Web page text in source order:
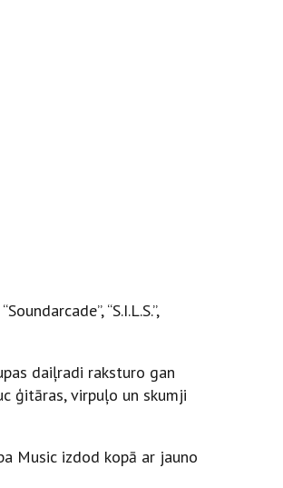
“S.I.L.S.”,
daiļradi raksturo gan
ģitāras, virpuļo un skumji
Music izdod kopā ar jauno